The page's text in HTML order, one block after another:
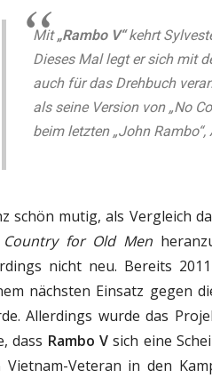
Mit„Rambo V“kehrt
Dieses Mal legt er sich mit
auch für das Drehbuch
als seine Version von „No
beim letzten „John Rambo“,
schön mutig, als Vergleich
for Old Men
nicht neu. Bereits
nächsten Einsatz gegen
Allerdings wurde das
dass Rambo Vsich eine
Vietnam-Veteran in den